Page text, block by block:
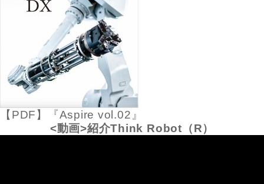
【PDF】『Aspire vol.02』
<動画>紹介Think Robot（R）